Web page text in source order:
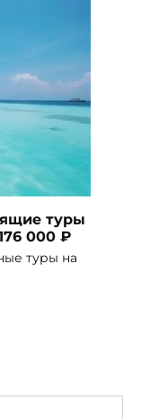
туры
000 ₽
туры на